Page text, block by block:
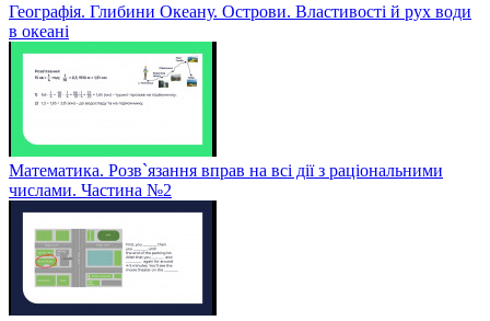
Географія. Глибини Океану. Острови. Властивості й рух води
в океані
Математика. Розв`язання вправ на всі дії з раціональними
числами. Частина №2